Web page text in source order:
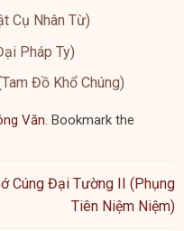
Cụ Nhân Từ)
Pháp Ty)
Đồ Khổ Chúng)
Văn. Bookmark the
Cúng Đại Tường II (Phụng
Tiên Niệm Niệm)